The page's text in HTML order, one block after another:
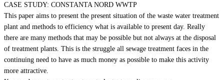
CASE STUDY: CONSTANTA NORD WWTP
This paper aims to present the present situation of the waste water treatment
plant and methods to efficiency what is available to present day. Really
there are many methods that may be possible but not always at the disposal
of treatment plants. This is the struggle all sewage treatment faces in the
continuing need to have as much money as possible to make this activity
more attractive.